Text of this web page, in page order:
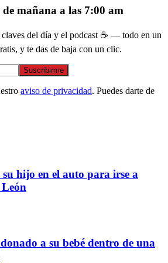
mañana a las 7:00 am
del día y el podcast ☕ — todo en un
y te das de baja con un clic.
Suscribirme
aviso de privacidad. Puedes darte de
hijo en el auto para irse a
a su bebé dentro de una